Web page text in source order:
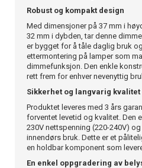
Robust og kompakt design
Med dimensjoner på 37 mm i
32 mm i dybden, tar denne
er bygget for å tåle daglig bruk
ettermontering på lamper som
dimmefunksjon. Den enkle
rett frem for enhver nevenyttig
Sikkerhet og langvarig kvalitet
Produktet leveres med 3 års
forventet levetid og kvalitet. Den
230V nettspenning (220-240V)
innendørs bruk. Dette er et
en holdbar komponent som
En enkel oppgradering av